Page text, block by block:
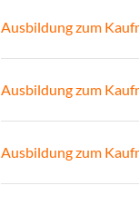
Ausbildung zum
Ausbildung zum
Ausbildung zum